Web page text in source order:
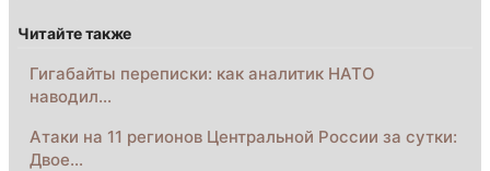
Читайте также
Гигабайты переписки: как аналитик НАТО
наводил…
Атаки на 11 регионов Центральной России за сутки:
Двое…